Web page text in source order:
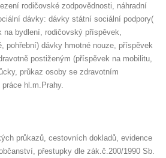
rodičovské zodpovědnosti, náhradní
dávky: dávky státní sociální podpory(
na bydlení, rodičovský příspěvek,
pohřební) dávky hmotné nouze, příspěvek
postiženým (příspěvek na mobilitu,
průkaz osoby se zdravotním
hl.m.Prahy.
průkazů, cestovních dokladů, evidence
přestupky dle zák.č.200/1990 Sb.